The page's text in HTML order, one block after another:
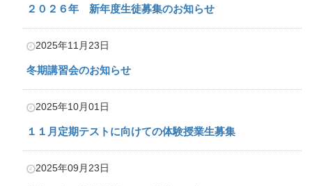
２０２６年 新年度生徒募集のお知らせ
2025年11月23日
冬期講習会のお知らせ
2025年10月01日
１１月定期テストに向けての体験授業生募集
2025年09月23日